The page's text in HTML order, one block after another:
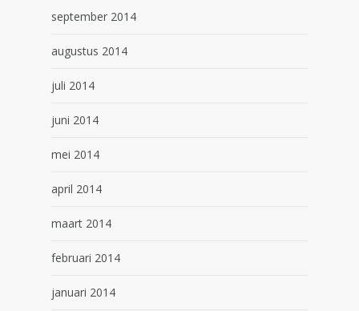
september 2014
augustus 2014
juli 2014
juni 2014
mei 2014
april 2014
maart 2014
februari 2014
januari 2014